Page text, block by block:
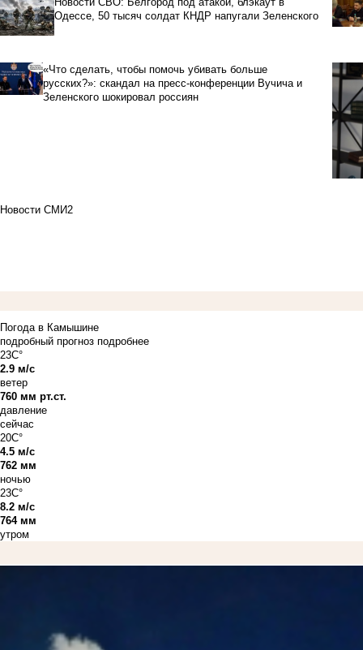
Одессе, 50 тысяч солдат КНДР напугали Зеленского
«Что сделать, чтобы помочь убивать больше
русских?»: скандал на пресс-конференции Вучича и
Зеленского шокировал россиян
Новости СМИ2
Погода в Камышине
подробный прогноз подробнее
23C°
2.9 м/с
ветер
760 мм рт.ст.
давление
сейчас
20C°
4.5 м/с
762 мм
ночью
23C°
8.2 м/с
764 мм
утром